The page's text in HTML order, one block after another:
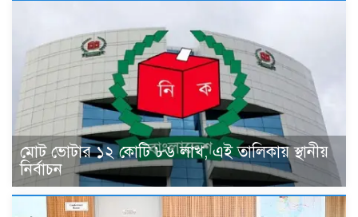
মোট ভোটার ১২ কোটি ৮৬ লাখ, এই তালিকায় স্থানীয়
নির্বাচন